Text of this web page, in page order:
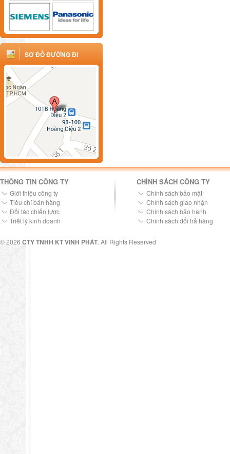
SƠ ĐỒ ĐƯỜNG ĐI
THÔNG TIN CÔNG TY
Giới thiệu công ty
Tiêu chí bán hàng
Đối tác chiến lược
Triết lý kinh doanh
CHÍNH SÁCH CÔNG TY
Chính sách bảo mật
Chính sách giao nhận
Chính sách bảo hành
Chính sách đổi trả hàng
© 2026 CTY TNHH KT VINH PHÁT. All Rights Reserved